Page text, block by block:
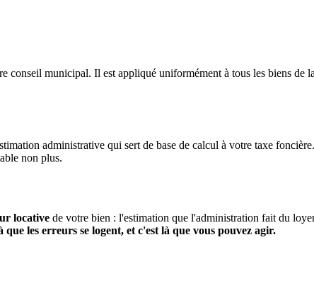
conseil municipal. Il est appliqué uniformément à tous les biens de
administrative qui sert de base de calcul à votre taxe
non plus.
locative de votre bien : l'estimation que l'administration fait du
que les erreurs se logent, et c'est là que vous pouvez agir.